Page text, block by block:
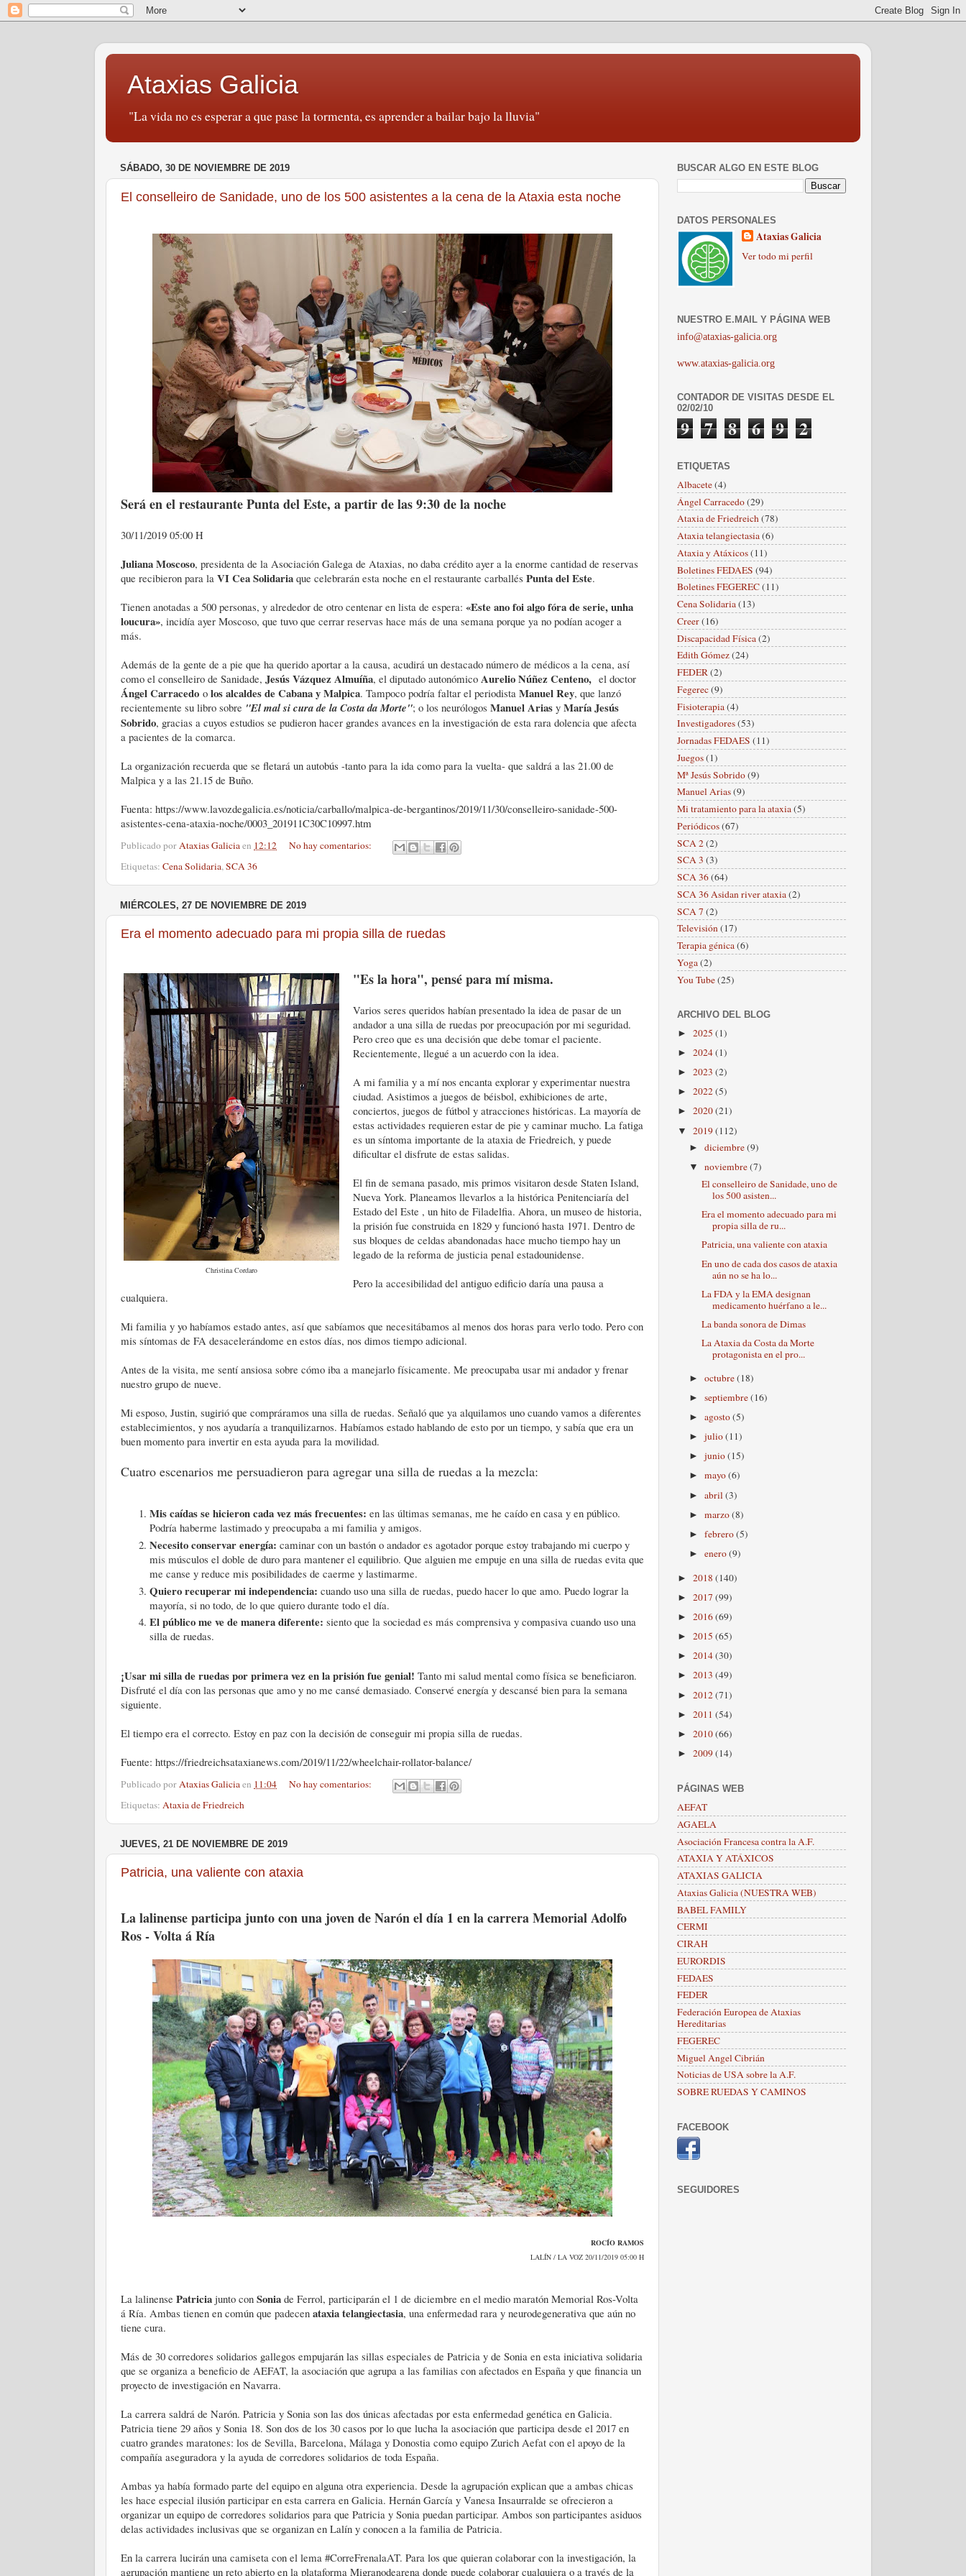
Ataxias Galicia
"La vida no es esperar a que pase la tormenta, es aprender a bailar bajo la lluvia"
SÁBADO, 30 DE NOVIEMBRE DE 2019
El conselleiro de Sanidade, uno de los 500 asistentes a la cena de la Ataxia esta noche
Será en el restaurante Punta del Este, a partir de las 9:30 de la noche
30/11/2019 05:00 H
Juliana Moscoso, presidenta de la Asociación Galega de Ataxias, no daba crédito ayer a la enorme cantidad de reservas
que recibieron para la VI Cea Solidaria que celebrarán esta noche en el restaurante carballés Punta del Este.
Tienen anotadas a 500 personas, y alrededor de otro centenar en lista de espera: «Este ano foi algo fóra de serie, unha
loucura», incidía ayer Moscoso, que tuvo que cerrar reservas hace más de una semana porque ya no podían acoger a
más.
Además de la gente de a pie que ha querido aportar a la causa, acudirá un destacado número de médicos a la cena, así
como el conselleiro de Sanidade, Jesús Vázquez Almuíña, el diputado autonómico Aurelio Núñez Centeno, el doctor
Ángel Carracedo o los alcaldes de Cabana y Malpica. Tampoco podría faltar el periodista Manuel Rey, que lanzó
recientemente su libro sobre "El mal si cura de la Costa da Morte"; o los neurólogos Manuel Arias y María Jesús
Sobrido, gracias a cuyos estudios se pudieron hacer grandes avances en la investigación de esta rara dolencia que afecta
a pacientes de la comarca.
La organización recuerda que se fletará un autobús -tanto para la ida como para la vuelta- que saldrá a las 21.00 de
Malpica y a las 21.15 de Buño.
Fuenta: https://www.lavozdegalicia.es/noticia/carballo/malpica-de-bergantinos/2019/11/30/conselleiro-sanidade-500-
asistentes-cena-ataxia-noche/0003_201911C30C10997.htm
Publicado porAtaxias Galiciaen 12:12
No hay comentarios:
Etiquetas: Cena Solidaria, SCA 36
MIÉRCOLES, 27 DE NOVIEMBRE DE 2019
Era el momento adecuado para mi propia silla de ruedas
Christina Cordaro
"Es la hora", pensé para mí misma.
Varios seres queridos habían presentado la idea de pasar de un
andador a una silla de ruedas por preocupación por mi seguridad.
Pero creo que es una decisión que debe tomar el paciente.
Recientemente, llegué a un acuerdo con la idea.
A mi familia y a mí nos encanta explorar y experimentar nuestra
ciudad. Asistimos a juegos de béisbol, exhibiciones de arte,
conciertos, juegos de fútbol y atracciones históricas. La mayoría de
estas actividades requieren estar de pie y caminar mucho. La fatiga
es un síntoma importante de la ataxia de Friedreich, y puede
dificultar el disfrute de estas salidas.
El fin de semana pasado, mis primos visitaron desde Staten Island,
Nueva York. Planeamos llevarlos a la histórica Penitenciaría del
Estado del Este , un hito de Filadelfia. Ahora, un museo de historia,
la prisión fue construida en 1829 y funcionó hasta 1971. Dentro de
sus bloques de celdas abandonadas hace mucho tiempo hay un
legado de la reforma de justicia penal estadounidense.
Pero la accesibilidad del antiguo edificio daría una pausa a
cualquiera.
Mi familia y yo habíamos estado antes, así que sabíamos que necesitábamos al menos dos horas para verlo todo. Pero con
mis síntomas de FA desacelerándome en estos días, nos dimos tiempo adicional.
Antes de la visita, me sentí ansiosa sobre cómo iba a manejarlo físicamente. Me preocupaba usar mi andador y frenar
nuestro grupo de nueve.
Mi esposo, Justin, sugirió que compráramos una silla de ruedas. Señaló que ya alquilamos uno cuando vamos a diferentes
establecimientos, y nos ayudaría a tranquilizarnos. Habíamos estado hablando de esto por un tiempo, y sabía que era un
buen momento para invertir en esta ayuda para la movilidad.
Cuatro escenarios me persuadieron para agregar una silla de ruedas a la mezcla:
Mis caídas se hicieron cada vez más frecuentes: en las últimas semanas, me he caído en casa y en público.
Podría haberme lastimado y preocupaba a mi familia y amigos.
Necesito conservar energía: caminar con un bastón o andador es agotador porque estoy trabajando mi cuerpo y
mis músculos el doble de duro para mantener el equilibrio. Que alguien me empuje en una silla de ruedas evita que
me canse y reduce mis posibilidades de caerme y lastimarme.
Quiero recuperar mi independencia: cuando uso una silla de ruedas, puedo hacer lo que amo. Puedo lograr la
mayoría, si no todo, de lo que quiero durante todo el día.
El público me ve de manera diferente: siento que la sociedad es más comprensiva y compasiva cuando uso una
silla de ruedas.
¡Usar mi silla de ruedas por primera vez en la prisión fue genial! Tanto mi salud mental como física se beneficiaron.
Disfruté el día con las personas que amo y no me cansé demasiado. Conservé energía y descansé bien para la semana
siguiente.
El tiempo era el correcto. Estoy en paz con la decisión de conseguir mi propia silla de ruedas.
Fuente: https://friedreichsataxianews.com/2019/11/22/wheelchair-rollator-balance/
Publicado porAtaxias Galiciaen 11:04
No hay comentarios:
Etiquetas: Ataxia de Friedreich
JUEVES, 21 DE NOVIEMBRE DE 2019
Patricia, una valiente con ataxia
La lalinense participa junto con una joven de Narón el día 1 en la carrera Memorial Adolfo
Ros - Volta á Ría
ROCÍO RAMOS
LALÍN / LA VOZ 20/11/2019 05:00 H
La lalinense Patricia junto con Sonia de Ferrol, participarán el 1 de diciembre en el medio maratón Memorial Ros-Volta
á Ría. Ambas tienen en común que padecen ataxia telangiectasia, una enfermedad rara y neurodegenerativa que aún no
tiene cura.
Más de 30 corredores solidarios gallegos empujarán las sillas especiales de Patricia y de Sonia en esta iniciativa solidaria
que se organiza a beneficio de AEFAT, la asociación que agrupa a las familias con afectados en España y que financia un
proyecto de investigación en Navarra.
La carrera saldrá de Narón. Patricia y Sonia son las dos únicas afectadas por esta enfermedad genética en Galicia.
Patricia tiene 29 años y Sonia 18. Son dos de los 30 casos por lo que lucha la asociación que participa desde el 2017 en
cuatro grandes maratones: los de Sevilla, Barcelona, Málaga y Donostia como equipo Zurich Aefat con el apoyo de la
compañía aseguradora y la ayuda de corredores solidarios de toda España.
Ambas ya había formado parte del equipo en alguna otra experiencia. Desde la agrupación explican que a ambas chicas
les hace especial ilusión participar en esta carrera en Galicia. Hernán García y Vanesa Insaurralde se ofrecieron a
organizar un equipo de corredores solidarios para que Patricia y Sonia puedan participar. Ambos son participantes asiduos
delas actividades inclusivas que se organizan en Lalín y conocen a la familia de Patricia.
En la carrera lucirán una camiseta con el lema #CorreFrenalaAT. Para los que quieran colaborar con la investigación, la
agrupación mantiene un reto abierto en la plataforma Migranodearena donde puede colaborar cualquiera o a través de la
BUSCAR ALGO EN ESTE BLOG
DATOS PERSONALES
Ataxias Galicia
Ver todo mi perfil
NUESTRO E.MAIL Y PÁGINA WEB
info@ataxias-galicia.org
www.ataxias-galicia.org
CONTADOR DE VISITAS DESDE EL
02/02/10
9 7 8 6 9 2
ETIQUETAS
Albacete(4)
Ángel Carracedo(29)
Ataxia de Friedreich(78)
Ataxia telangiectasia(6)
Ataxia y Atáxicos(11)
Boletines FEDAES (94)
Boletines FEGEREC(11)
Cena Solidaria(13)
Creer(16)
Discapacidad Física(2)
Edith Gómez(24)
FEDER(2)
Fegerec(9)
Fisioterapia(4)
Investigadores(53)
Jornadas FEDAES (11)
Juegos(1)
Mª Jesús Sobrido(9)
Manuel Arias(9)
Mi tratamiento para la ataxia(5)
Periódicos(67)
SCA 2(2)
SCA 3 (3)
SCA 36(64)
SCA 36 Asidan river ataxia(2)
SCA 7 (2)
Televisión(17)
Terapia génica(6)
Yoga(2)
You Tube(25)
ARCHIVO DEL BLOG
► 2025 (1)
► 2024(1)
► 2023 (2)
► 2022(5)
► 2020(21)
▼ 2019(112)
►diciembre(9)
▼noviembre(7)
El conselleiro de Sanidade, uno de
los 500 asisten...
Era el momento adecuado para mi
propia silla de ru...
Patricia, una valiente con ataxia
En uno de cada dos casos de ataxia
aún no se ha lo...
La FDA y la EMA designan
medicamento huérfano a le...
La banda sonora de Dimas
La Ataxia da Costa da Morte
protagonista en el pro...
►octubre(18)
►septiembre(16)
►agosto(5)
►julio(11)
►junio(15)
►mayo(6)
►abril(3)
►marzo(8)
►febrero(5)
►enero(9)
► 2018 (140)
► 2017 (99)
► 2016(69)
► 2015 (65)
► 2014(30)
► 2013 (49)
► 2012(71)
► 2011 (54)
► 2010(66)
► 2009(14)
PÁGINAS WEB
AEFAT
AGAELA
Asociación Francesa contra la A.F.
ATAXIA Y ATÁXICOS
ATAXIAS GALICIA
Ataxias Galicia (NUESTRA WEB)
BABEL FAMILY
CERMI
CIRAH
EURORDIS
FEDAES
FEDER
Federación Europea de Ataxias
Hereditarias
FEGEREC
Miguel Angel Cibrián
Noticias de USA sobre la A.F.
SOBRE RUEDAS Y CAMINOS
FACEBOOK
SEGUIDORES